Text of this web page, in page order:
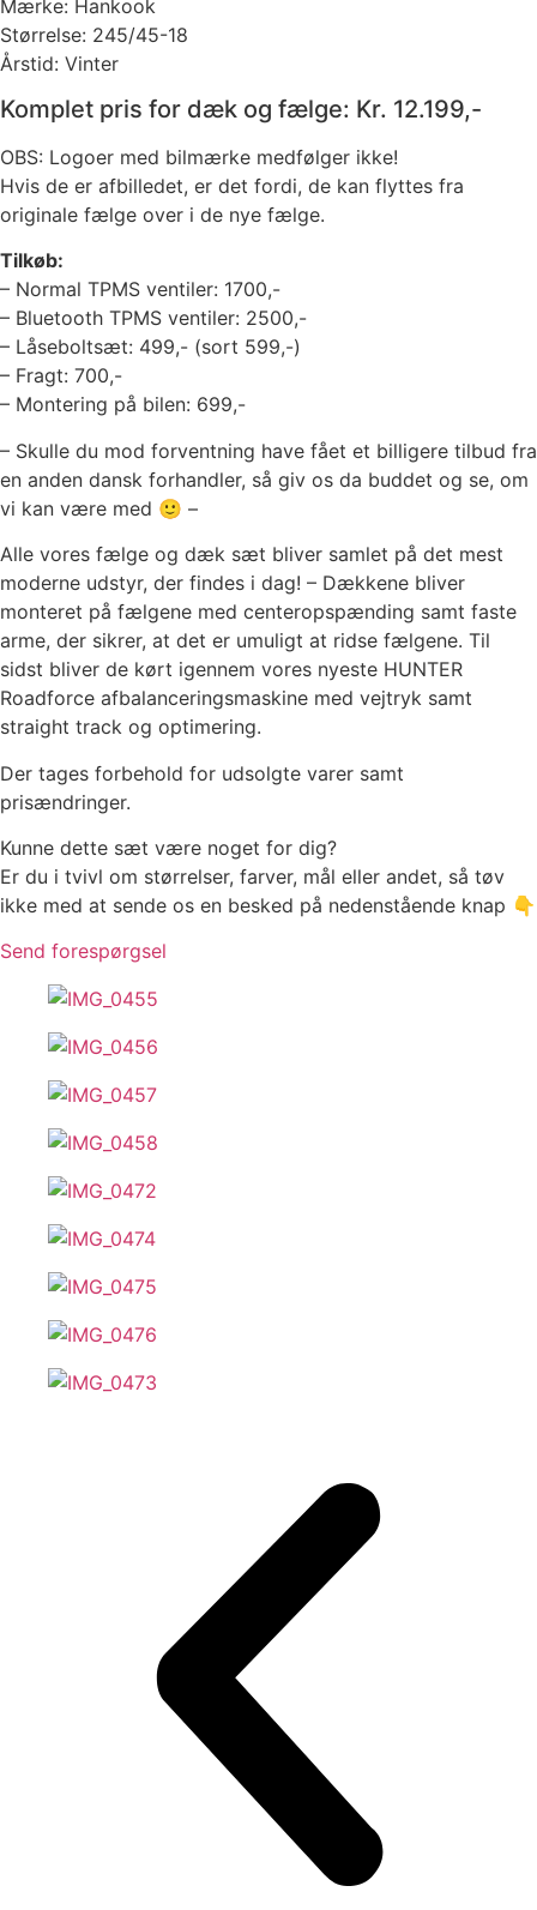
Mærke: Hankook
Størrelse: 245/45-18
Årstid: Vinter
Komplet pris for dæk og fælge: Kr. 12.199,-
OBS: Logoer med bilmærke medfølger ikke!
Hvis de er afbilledet, er det fordi, de kan flyttes fra
originale fælge over i de nye fælge.
Tilkøb:
– Normal TPMS ventiler: 1700,-
– Bluetooth TPMS ventiler: 2500,-
– Låseboltsæt: 499,- (sort 599,-)
– Fragt: 700,-
– Montering på bilen: 699,-
– Skulle du mod forventning have fået et billigere tilbud fra
en anden dansk forhandler, så giv os da buddet og se, om
vi kan være med 🙂 –
Alle vores fælge og dæk sæt bliver samlet på det mest
moderne udstyr, der findes i dag! – Dækkene bliver
monteret på fælgene med centeropspænding samt faste
arme, der sikrer, at det er umuligt at ridse fælgene. Til
sidst bliver de kørt igennem vores nyeste HUNTER
Roadforce afbalanceringsmaskine med vejtryk samt
straight track og optimering.
Der tages forbehold for udsolgte varer samt
prisændringer.
Kunne dette sæt være noget for dig?
Er du i tvivl om størrelser, farver, mål eller andet, så tøv
ikke med at sende os en besked på nedenstående knap 👇
Send forespørgsel